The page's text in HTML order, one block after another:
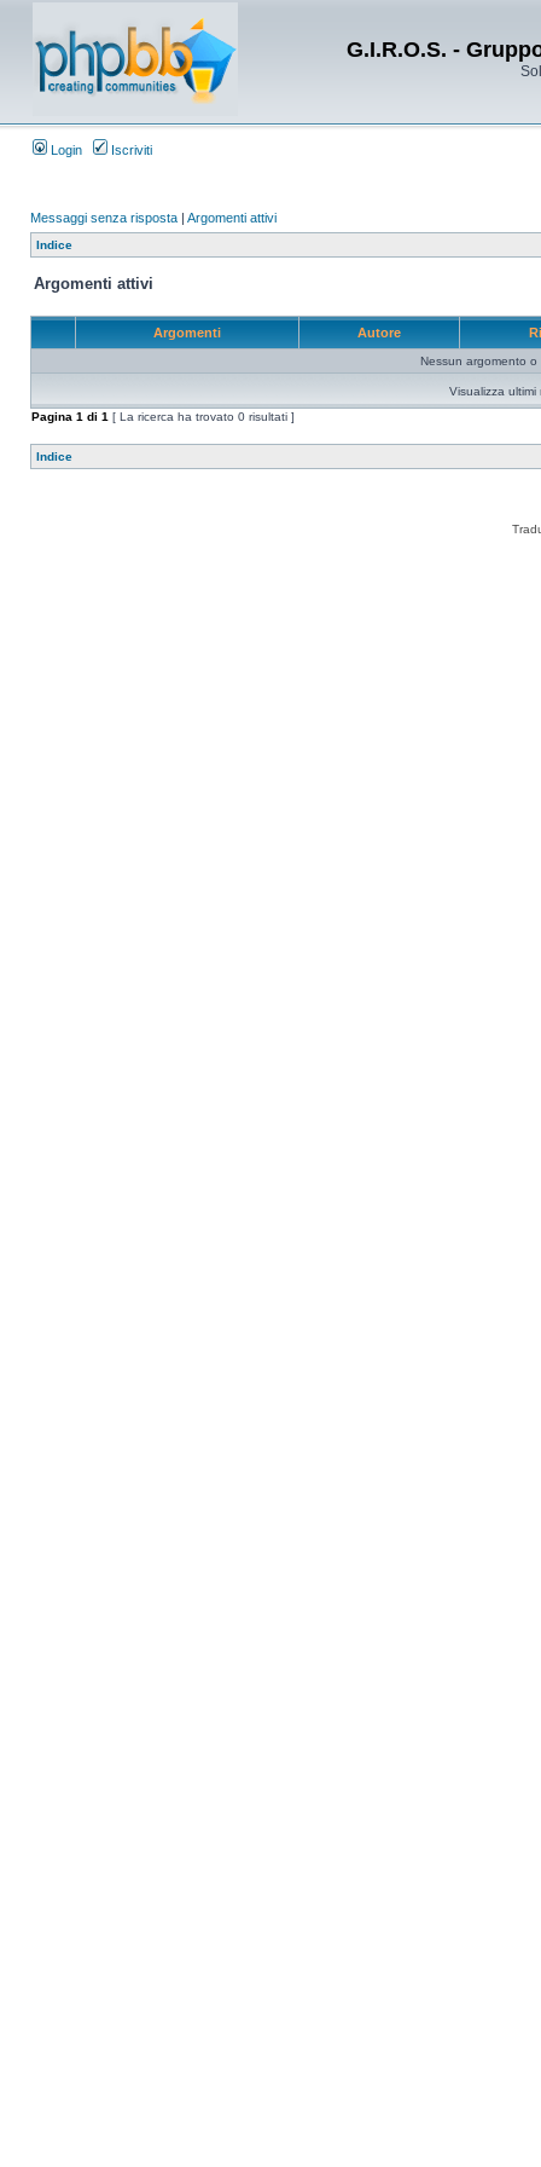
G.I.R.O.S. -
Login Iscriviti
Messaggi senza risposta | Argomenti attivi
Indice
Argomenti attivi
Argomenti Autore
Nessun argomento o
Visualizza ultimi
Pagina 1 di 1 [ La ricerca ha trovato 0 risultati ]
Indice